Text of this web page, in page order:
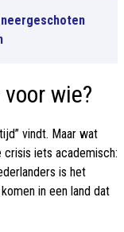
wie?
vindt. Maar wat
iets academisch:
is het
in een land dat